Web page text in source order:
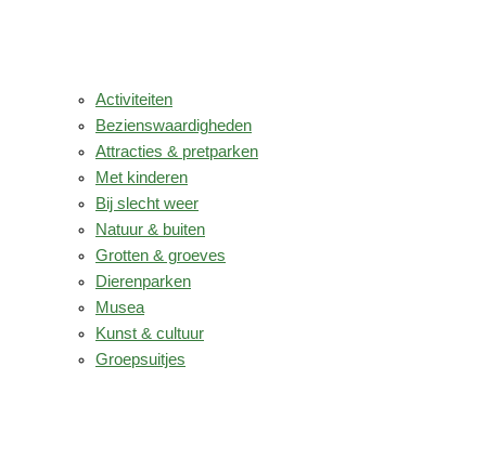
Activiteiten
Bezienswaardigheden
Attracties & pretparken
Met kinderen
Bij slecht weer
Natuur & buiten
Grotten & groeves
Dierenparken
Musea
Kunst & cultuur
Groepsuitjes